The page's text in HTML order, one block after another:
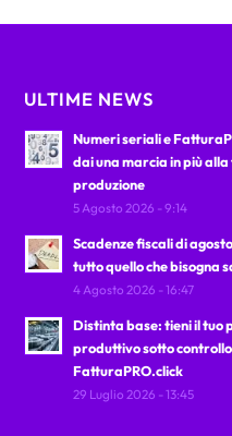
ULTIME NEWS
Numeri seriali e
dai una marcia in più alla
produzione
5 Agosto 2026 - 9:14
Scadenze fiscali di
tutto quello che bisogna
4 Agosto 2026 - 16:47
Distinta base: tieni il tuo
produttivo sotto controllo
FatturaPRO.click
29 Luglio 2026 - 13:45